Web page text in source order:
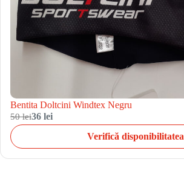
Bentita Doltcini Windtex Negru
50 lei36 lei
Verifică disponibilitatea